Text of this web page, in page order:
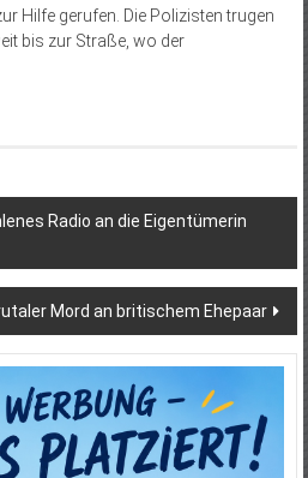
Hilfe gerufen. Die Polizisten trugen
bis zur Straße, wo der
Radio an die Eigentümerin
Mord an britischem Ehepaar